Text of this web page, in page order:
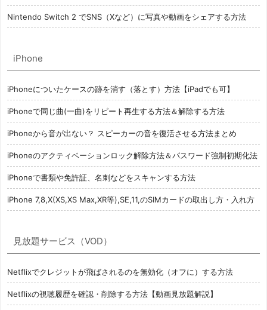
Nintendo Switch 2 でSNS（Xなど）に写真や動画をシェアする方法
iPhone
iPhoneについたケースの跡を消す（落とす）方法【iPadでも可】
iPhoneで同じ曲(一曲)をリピート再生する方法＆解除する方法
iPhoneから音が出ない？ スピーカーの音を復活させる方法まとめ
iPhoneのアクティベーションロック解除方法＆パスワード強制初期化法
iPhoneで書類や免許証、名刺などをスキャンする方法
iPhone 7,8,X(XS,XS Max,XR等),SE,11,のSIMカードの取出し方・入れ方
見放題サービス（VOD）
Netflixでクレジットが飛ばされるのを無効化（オフに）する方法
Netflixの視聴履歴を確認・削除する方法【動画見放題解説】